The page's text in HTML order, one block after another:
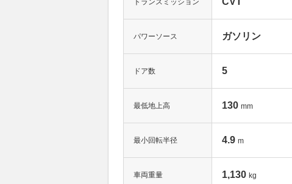
トランスミッション
パワーソース ガソリン
ドア数 5
最低地上高 130 mm
最小回転半径 4.9 m
車両重量 1,130 kg